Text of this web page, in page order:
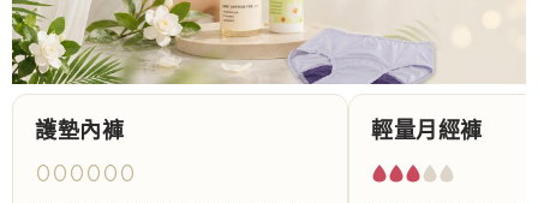
護墊內褲 輕量月經褲